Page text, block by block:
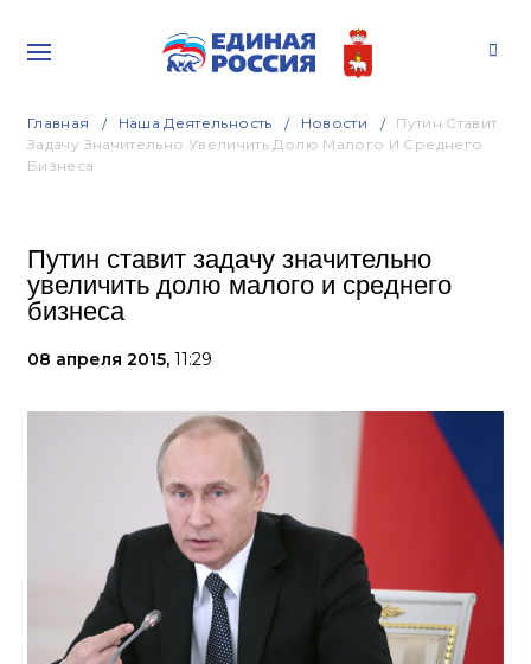
Главная Наша Деятельность Новости
Путин Ставит
Задачу Значительно Увеличить Долю Малого И Среднего
Бизнеса
Путин ставит задачу значительно
увеличить долю малого и среднего
бизнеса
08 апреля 2015, 11:29